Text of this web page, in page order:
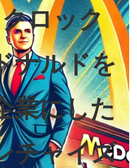
ロック
ナルドを
業にした
チャイズ